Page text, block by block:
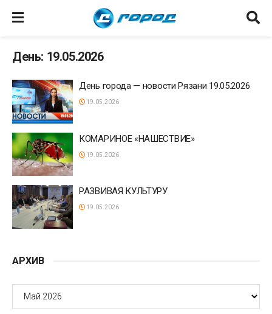
День: 19.05.2026
День города — новости Рязани 19.05.2026
19.05.2026
КОМАРИНОЕ «НАШЕСТВИЕ»
19.05.2026
РАЗВИВАЯ КУЛЬТУРУ
19.05.2026
АРХИВ
АРХИВ